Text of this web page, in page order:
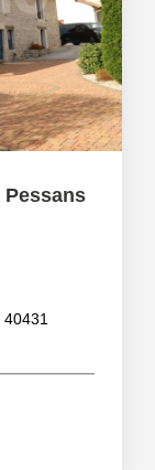
Pessans
40431